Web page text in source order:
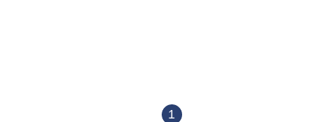
1